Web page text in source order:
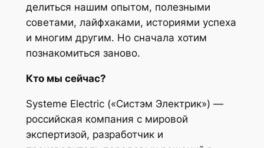
делиться нашим опытом, полезными
советами, лайфхаками, историями успеха
и многим другим. Но сначала хотим
познакомиться заново.
Кто мы сейчас?
Systeme Electric («Систэм Электрик») —
российская компания с мировой
экспертизой, разработчик и